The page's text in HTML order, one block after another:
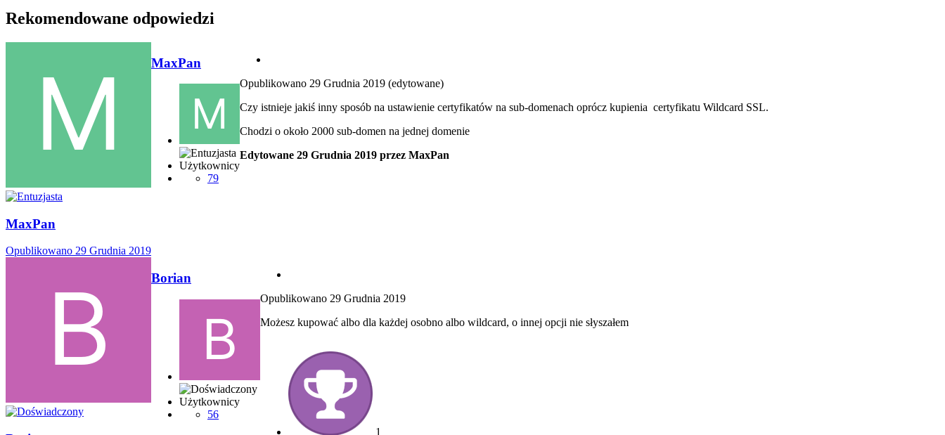
Rekomendowane odpowiedzi
MaxPan
Opublikowano 29 Grudnia 2019
MaxPan
Użytkownicy
79
Opublikowano 29 Grudnia 2019 (edytowane)
Czy istnieje jakiś inny sposób na ustawienie certyfikatów na sub-domenach oprócz kupienia certyfikatu Wildcard SSL.
Chodzi o około 2000 sub-domen na jednej domenie
Edytowane 29 Grudnia 2019 przez MaxPan
Borian
Użytkownicy
56
Opublikowano 29 Grudnia 2019
Możesz kupować albo dla każdej osobno albo wildcard, o innej opcji nie słyszałem
1